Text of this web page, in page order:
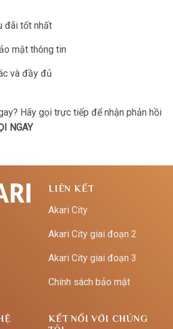
đãi tốt nhất
mật thông tin
và đầy đủ
Hãy gọi trực tiếp để nhận phản hồi
NGAY
LIÊN KẾT
Akari City
Akari City giai đoạn 2
Akari City giai đoạn 3
Chính sách bảo mật
KẾT NỐI VỚI CHÚNG